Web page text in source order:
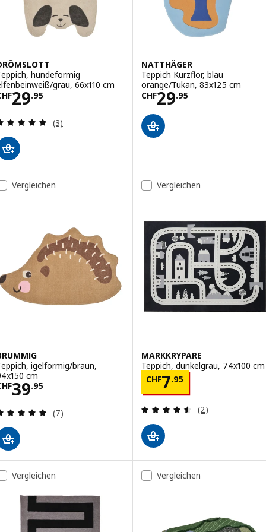
hundeförmig
grau, 66x110 cm
29.95
CHF 29.95
Bewertungen: 5 von 5 Sternen. Bewertungen
(3)
NATTHÄGER
Teppich Kurzflor, blau
orange/Tukan, 83x125 cm
CHF29.95
Preis CHF 29.95
Vergleichen
igelförmig/braun,
cm
39.95
CHF 39.95
Bewertungen: 5 von 5 Sternen. Bewertungen
(7)
Vergleichen
MARKKRYPARE
Teppich, dunkelgrau, 74x100 cm
CHF7.95
Preis CHF 7.95
Bewertungen:
(2)
Vergleichen Vergleichen